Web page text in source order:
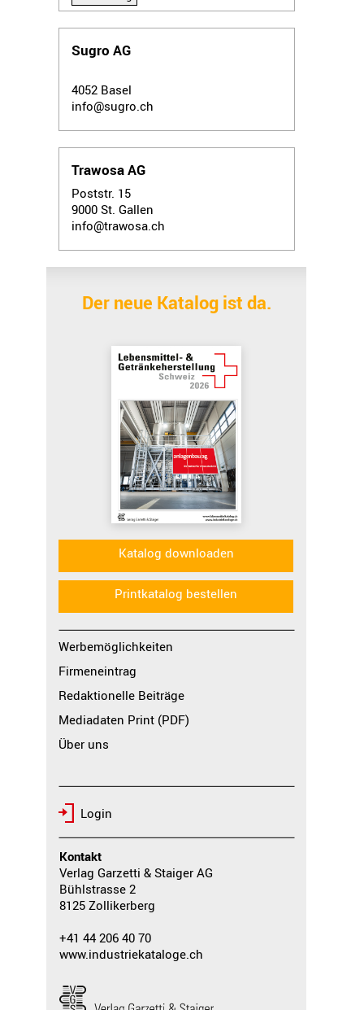
Sugro AG
4052 Basel
info@sugro.ch
Trawosa AG
Poststr. 15
9000 St. Gallen
info@trawosa.ch
Katalog downloaden
Printkatalog bestellen
Der neue Katalog ist da.
Werbemöglichkeiten
Firmeneintrag
Redaktionelle Beiträge
Mediadaten Print (PDF)
Über uns
Login
Kontakt
Verlag Garzetti & Staiger AG
Bühlstrasse 2
8125 Zollikerberg
+41 44 206 40 70
www.industriekataloge.ch